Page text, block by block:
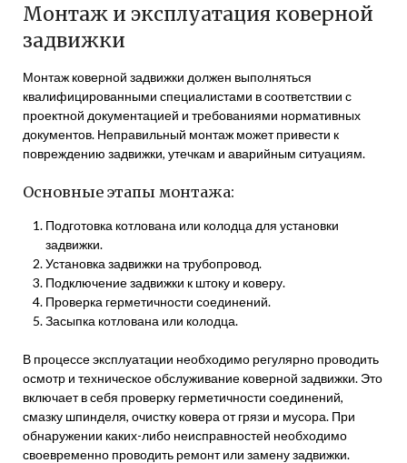
Монтаж и эксплуатация коверной
задвижки
Монтаж коверной задвижки должен выполняться
квалифицированными специалистами в соответствии с
проектной документацией и требованиями нормативных
документов. Неправильный монтаж может привести к
повреждению задвижки, утечкам и аварийным ситуациям.
Основные этапы монтажа:
Подготовка котлована или колодца для установки
задвижки.
Установка задвижки на трубопровод.
Подключение задвижки к штоку и коверу.
Проверка герметичности соединений.
Засыпка котлована или колодца.
В процессе эксплуатации необходимо регулярно проводить
осмотр и техническое обслуживание коверной задвижки. Это
включает в себя проверку герметичности соединений,
смазку шпинделя, очистку ковера от грязи и мусора. При
обнаружении каких-либо неисправностей необходимо
своевременно проводить ремонт или замену задвижки.